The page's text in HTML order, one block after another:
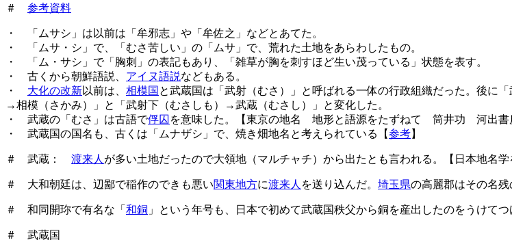
＃ 参考資料
・ 「ムサシ」は以前は「牟邪志」や「牟佐之」などとあてた。
・ 「ムサ・シ」で、「むさ苦しい」の「ムサ」で、荒れた土地をあらわしたもの。
・ 「ム・サシ」で「胸刺」の表記もあり、「雑草が胸を刺すほど生い茂っている」状態を表す。
・ 古くから朝鮮語説、 アイヌ語説などもある。
・ 大化の改新以前は、 相模国 と武蔵国は「武射（むさ）」と呼ばれる一体の行政組織だった。後に
→相模（さかみ）」と「武射下（むさしも）→武蔵（むさし）」と変化した。
・ 武蔵の「むさ」は古語で俘囚 を意味した。【東京の地名 地形と語源をたずねて 筒井功 河出書
・ 武蔵国の国名も、古くは「ムナザシ」で、焼き畑地名と考えられている【参考】
＃ 武蔵： 渡来人 が多い土地だったので大領地（マルチャチ）から出たとも言われる。【日本地
＃ 大和朝廷は、辺鄙で稲作のできも悪い関東地方に渡来人 を送り込んだ。 埼玉県の高麗郡はその名残
＃ 和同開珎で有名な「 和銅 」という年号も、日本で初めて武蔵国秩父から銅を産出したのをうけてつ
＃ 武蔵国